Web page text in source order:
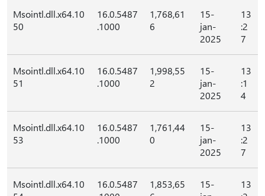
Msointl.dll.x64.10
50
16.0.5487
.1000
1,768,61
6
15-
jan-
2025
13
:2
7
Msointl.dll.x64.10
51
16.0.5487
.1000
1,998,55
2
15-
jan-
2025
13
:1
4
Msointl.dll.x64.10
53
16.0.5487
.1000
1,761,44
0
15-
jan-
2025
13
:2
7
Msointl.dll.x64.10
16.0.5487
1,853,65
15-
13